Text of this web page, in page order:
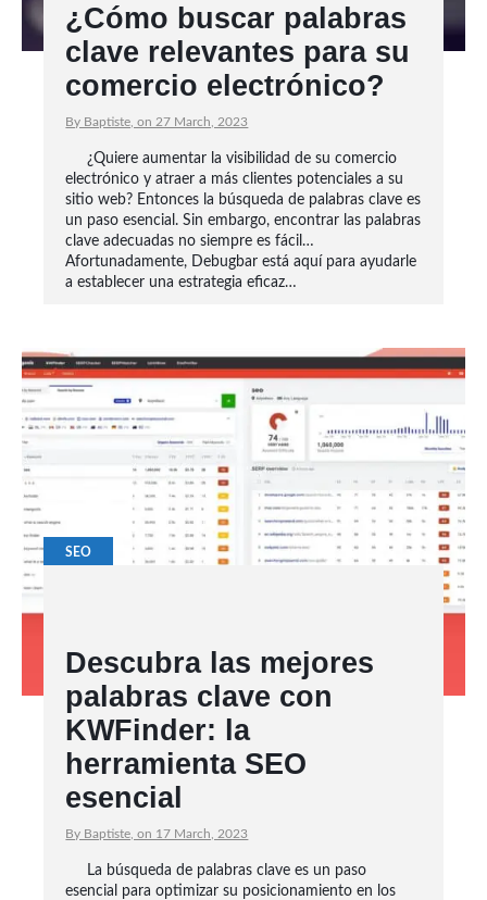
¿Cómo buscar palabras
clave relevantes para su
comercio electrónico?
By Baptiste, on 27 March, 2023
¿Quiere aumentar la visibilidad de su comercio
electrónico y atraer a más clientes potenciales a su
sitio web? Entonces la búsqueda de palabras clave es
un paso esencial. Sin embargo, encontrar las palabras
clave adecuadas no siempre es fácil…
Afortunadamente, Debugbar está aquí para ayudarle
a establecer una estrategia eficaz…
SEO
Descubra las mejores
palabras clave con
KWFinder: la
herramienta SEO
esencial
By Baptiste, on 17 March, 2023
La búsqueda de palabras clave es un paso
esencial para optimizar su posicionamiento en los